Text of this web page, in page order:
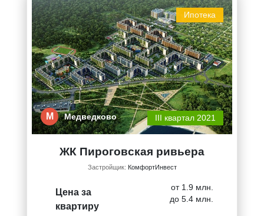
Ипотека
М Медведково III квартал 2021
ЖК Пироговская ривьера
Застройщик: КомфортИнвест
Цена за
квартиру
от 1.9 млн.
до 5.4 млн.